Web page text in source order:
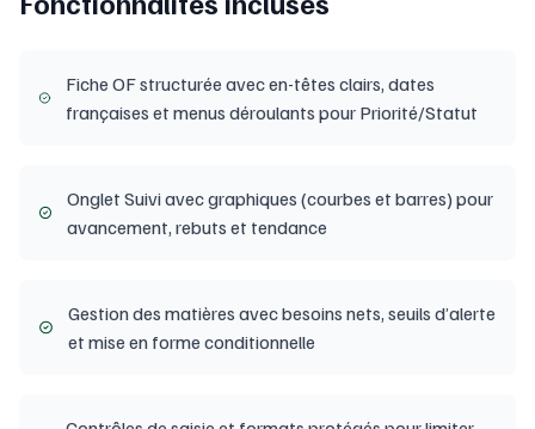
Fiche OF structurée avec en-têtes clairs, dates
françaises et menus déroulants pour Priorité/Statut
Onglet Suivi avec graphiques (courbes et barres) pour
avancement, rebuts et tendance
Gestion des matières avec besoins nets, seuils d’alerte
et mise en forme conditionnelle